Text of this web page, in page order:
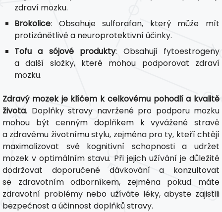
zdraví mozku.
Brokolice: Obsahuje sulforafan, který může mít
protizánětlivé a neuroprotektivní účinky.
Tofu a sójové produkty: Obsahují fytoestrogeny
a další složky, které mohou podporovat zdraví
mozku.
Zdravý mozek je klíčem k celkovému pohodlí a kvalitě
života. Doplňky stravy navržené pro podporu mozku
mohou být cenným doplňkem k vyvážené stravě
a zdravému životnímu stylu, zejména pro ty, kteří chtějí
maximalizovat své kognitivní schopnosti a udržet
mozek v optimálním stavu. Při jejich užívání je důležité
dodržovat doporučené dávkování a konzultovat
se zdravotním odborníkem, zejména pokud máte
zdravotní problémy nebo užíváte léky, abyste zajistili
bezpečnost a účinnost doplňků stravy.